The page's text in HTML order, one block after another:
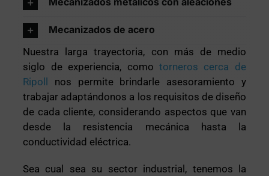
Mecanizados de acero
Nuestra larga trayectoria, con más de medio
siglo de experiencia, como torneros cerca de
Ripoll
nos permite brindarle asesoramiento y
trabajar adaptándonos a los requisitos de diseño
de cada cliente, considerando aspectos que van
desde la resistencia mecánica hasta la
conductividad eléctrica.
Sea cual sea su sector industrial, tenemos la